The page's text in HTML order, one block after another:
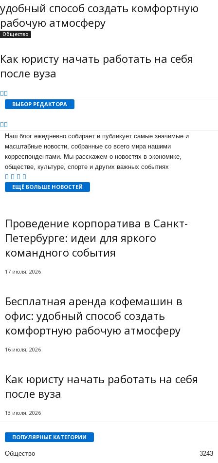
удобный способ создать комфортную
рабочую атмосферу
Общество
Как юристу начать работать на себя
после вуза
ВЫБОР РЕДАКТОРА
Наш блог ежедневно собирает и публикует самые значимые и
масштабные новости, собранные со всего мира нашими
корреспондентами. Мы расскажем о новостях в экономике,
обществе, культуре, спорте и других важных событиях
ЕЩЁ БОЛЬШЕ НОВОСТЕЙ
Проведение корпоратива в Санкт-
Петербурге: идеи для яркого
командного события
17 июля, 2026
Бесплатная аренда кофемашин в
офис: удобный способ создать
комфортную рабочую атмосферу
16 июля, 2026
Как юристу начать работать на себя
после вуза
13 июля, 2026
ПОПУЛЯРНЫЕ КАТЕГОРИИ
Общество 3243